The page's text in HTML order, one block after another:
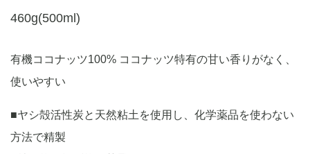
460g(500ml)
有機ココナッツ100% ココナッツ特有の甘い香りがなく、
使いやすい
■ヤシ殻活性炭と天然粘土を使用し、化学薬品を使わない
方法で精製